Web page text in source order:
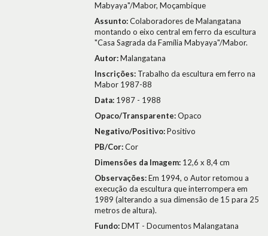
Mabyaya"/Mabor, Moçambique
Assunto:Colaboradores de Malangatana
montando o eixo central em ferro da escultura
"Casa Sagrada da Família Mabyaya"/Mabor.
Autor:Malangatana
Inscrições: Trabalho da escultura em ferro na
Mabor 1987-88
Data: 1987 - 1988
Opaco/Transparente:Opaco
Negativo/Positivo:Positivo
PB/Cor:Cor
Dimensões da Imagem: 12,6 x 8,4 cm
Observações:Em 1994, o Autor retomou a
execução da escultura que interrompera em
1989 (alterando a sua dimensão de 15 para 25
metros de altura).
Fundo:DMT - Documentos Malangatana